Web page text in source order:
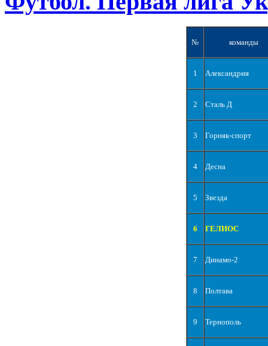
№ команды
1 Александрия
2 Сталь Д
3 Горняк-спорт
4 Десна
5 Звезда
6 ГЕЛИОС
7 Динамо-2
8 Полтава
9 Тернополь